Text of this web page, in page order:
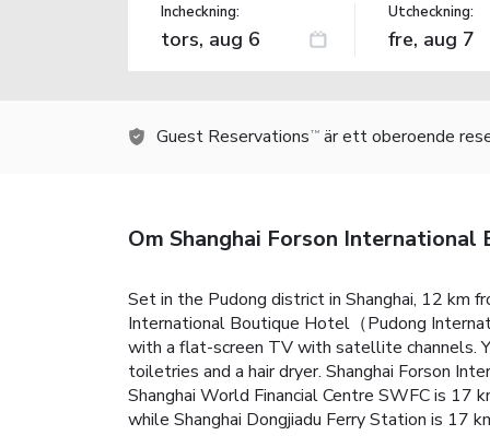
Incheckning: Utcheckning:
Guest Reservations TM är ett oberoende
Om Shanghai Forson
Set in the Pudong district in Shanghai, 12 km
International Boutique Hotel（Pudong
with a flat-screen TV with satellite channels.
toiletries and a hair dryer. Shanghai Forson
Shanghai World Financial Centre SWFC is 17
while Shanghai Dongjiadu Ferry Station is 17